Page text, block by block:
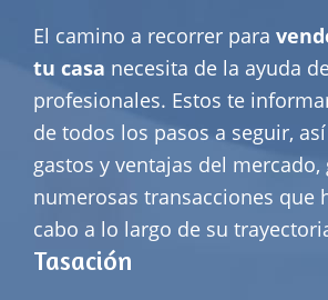
El camino a recorrer para
tu casa necesita de la ayuda
profesionales. Estos te
de todos los pasos a seguir,
gastos y ventajas del mercado,
numerosas transacciones que
cabo a lo largo de su
Tasación